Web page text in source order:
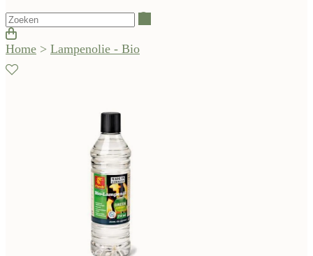
Home > Lampenolie - Bio